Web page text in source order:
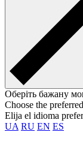
Оберіть бажану
Choose the
Elija el idioma
UA RU EN ES